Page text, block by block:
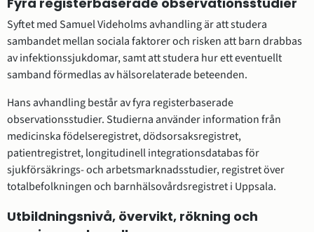
Syftet med Samuel Videholms avhandling är att studera
sambandet mellan sociala faktorer och risken att barn drabbas
av infektionssjukdomar, samt att studera hur ett eventuellt
samband förmedlas av hälsorelaterade beteenden.
Hans avhandling består av fyra registerbaserade
observationsstudier. Studierna använder information från
medicinska födelseregistret, dödsorsaksregistret,
patientregistret, longitudinell integrationsdatabas för
sjukförsäkrings- och arbetsmarknadsstudier, registret över
totalbefolkningen och barnhälsovårdsregistret i Uppsala.
Utbildningsnivå, övervikt, rökning och